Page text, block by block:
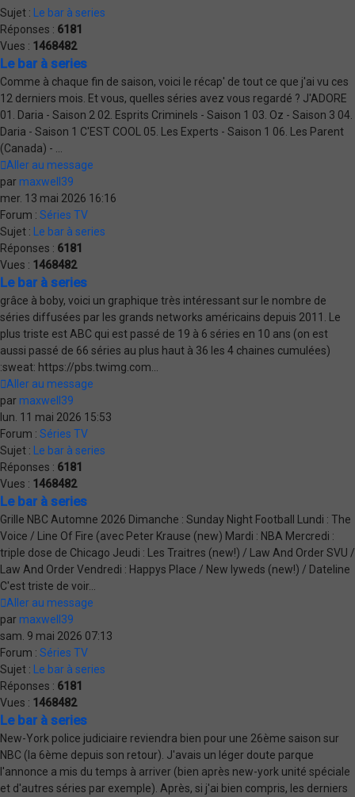
Sujet :
Le bar à series
Réponses : 6181
Vues : 1468482
Le bar à series
Comme à chaque fin de saison, voici le récap' de tout ce que j'ai vu ces
12 derniers mois. Et vous, quelles séries avez vous regardé ? J'ADORE
01. Daria - Saison 2 02. Esprits Criminels - Saison 1 03. Oz - Saison 3 04.
Daria - Saison 1 C'EST COOL 05. Les Experts - Saison 1 06. Les Parent
(Canada) - ...
Aller au message
par maxwell39
mer. 13 mai 2026 16:16
Forum : Séries TV
Sujet :
Le bar à series
Réponses : 6181
Vues : 1468482
Le bar à series
grâce à boby, voici un graphique très intéressant sur le nombre de
séries diffusées par les grands networks américains depuis 2011. Le
plus triste est ABC qui est passé de 19 à 6 séries en 10 ans (on est
aussi passé de 66 séries au plus haut à 36 les 4 chaines cumulées)
:sweat: https://pbs.twimg.com...
Aller au message
par maxwell39
lun. 11 mai 2026 15:53
Forum : Séries TV
Sujet :
Le bar à series
Réponses : 6181
Vues : 1468482
Le bar à series
Grille NBC Automne 2026 Dimanche : Sunday Night Football Lundi : The
Voice / Line Of Fire (avec Peter Krause (new) Mardi : NBA Mercredi :
triple dose de Chicago Jeudi : Les Traitres (new!) / Law And Order SVU /
Law And Order Vendredi : Happys Place / New lyweds (new!) / Dateline
C'est triste de voir...
Aller au message
par maxwell39
sam. 9 mai 2026 07:13
Forum : Séries TV
Sujet :
Le bar à series
Réponses : 6181
Vues : 1468482
Le bar à series
New-York police judiciaire reviendra bien pour une 26ème saison sur
NBC (la 6ème depuis son retour). J'avais un léger doute parque
l'annonce a mis du temps à arriver (bien après new-york unité spéciale
et d'autres séries par exemple). Après, si j'ai bien compris, les derniers